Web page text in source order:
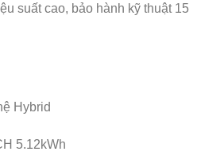
suất cao, bảo hành kỹ thuật 15
Hybrid
5.12kWh